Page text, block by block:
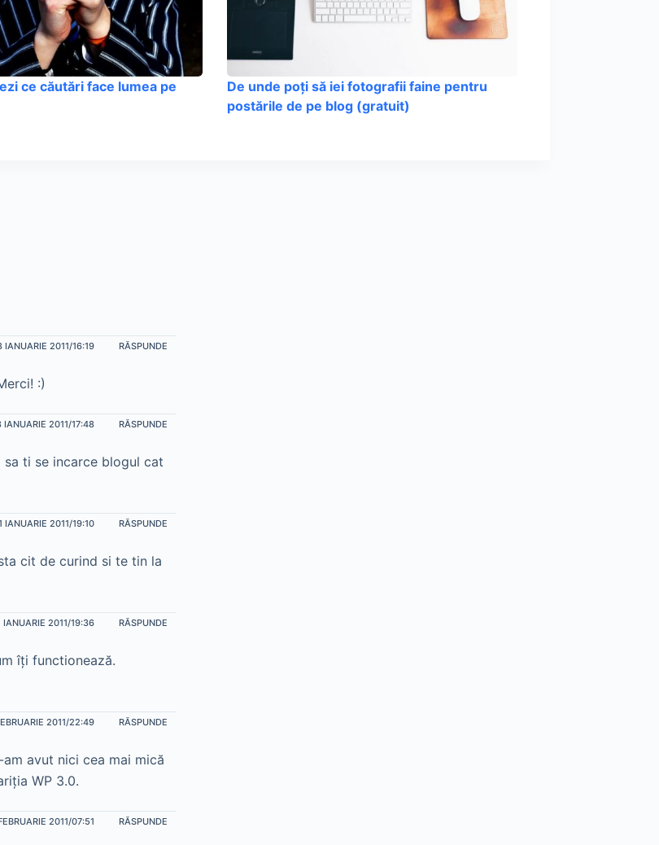
ce căutări face lumea pe
De unde poți să iei fotografii faine pentru
postările de pe blog (gratuit)
IANUARIE 2011/16:19 RĂSPUNDE
:)
IANUARIE 2011/17:48 RĂSPUNDE
ti se incarce blogul cat
IANUARIE 2011/19:10 RĂSPUNDE
cit de curind si te tin la
IANUARIE 2011/19:36 RĂSPUNDE
îţi functionează.
2011/22:49 RĂSPUNDE
avut nici cea mai mică
WP 3.0.
2011/07:51 RĂSPUNDE